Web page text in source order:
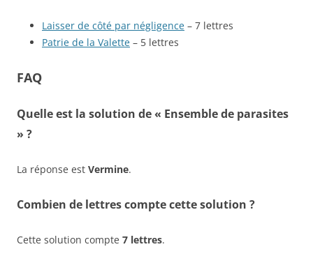
Laisser de côté par négligence – 7 lettres
Patrie de la Valette – 5 lettres
FAQ
Quelle est la solution de « Ensemble de parasites
» ?
La réponse est Vermine.
Combien de lettres compte cette solution ?
Cette solution compte 7 lettres.